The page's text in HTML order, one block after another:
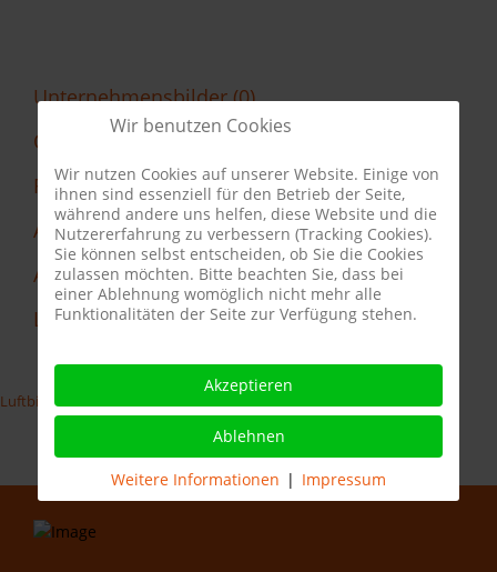
Kontakt
Unternehmensbilder (0)
Objektaufnahmen (0)
Film (3)
Aktuelles (0)
Alle Kategorien (0)
Luftbildaufnahmen (7)
Luftbildaufnahmen Zugriffe: 8321
Wir benutzen Cookies
Wir nutzen Cookies auf unserer Website. Einige von
ihnen sind essenziell für den Betrieb der Seite,
während andere uns helfen, diese Website und die
Nutzererfahrung zu verbessern (Tracking Cookies).
Sie können selbst entscheiden, ob Sie die Cookies
zulassen möchten. Bitte beachten Sie, dass bei
einer Ablehnung womöglich nicht mehr alle
Funktionalitäten der Seite zur Verfügung stehen.
Akzeptieren
Ablehnen
Weitere Informationen | Impressum